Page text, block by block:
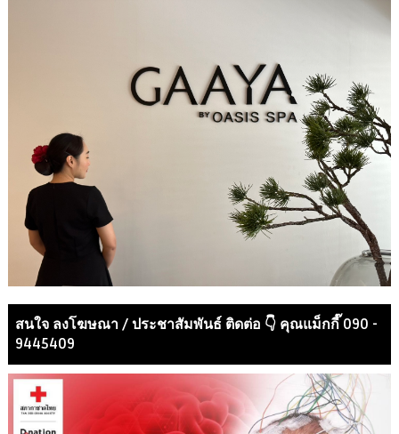
สนใจ ลงโฆษณา / ประชาสัมพันธ์ ติดต่อ 👇 คุณแม็กกี๊ 090 -
9445409